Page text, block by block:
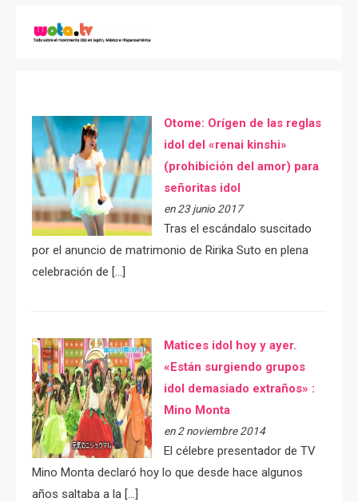
Otome: Orígen de las reglas
idol del «renai kinshi»
(prohibición del amor) para
señoritas idol
en 23 junio 2017
Tras el escándalo suscitado
por el anuncio de matrimonio de Ririka Suto en plena
celebración de […]
Matices idol hoy y ayer.
«Están surgiendo grupos
idol demasiado extraños» :
Mino Monta
en 2 noviembre 2014
El célebre presentador de TV
Mino Monta declaró hoy lo que desde hace algunos
años saltaba a la […]